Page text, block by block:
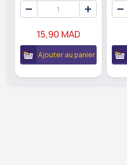
15,90 MAD
Ajouter au panier